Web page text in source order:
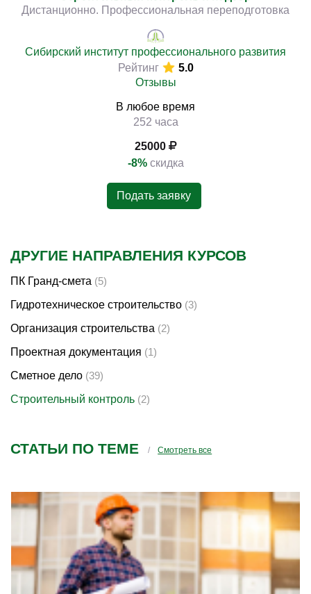
Дистанционно. Профессиональная переподготовка
Сибирский институт профессионального развития
Рейтинг
5.0
Отзывы
В любое время
252 часа
25000
-8% скидка
Подать заявку
ДРУГИЕ НАПРАВЛЕНИЯ КУРСОВ
ПК Гранд-смета (5)
Гидротехническое строительство (3)
Организация строительства (2)
Проектная документация (1)
Сметное дело (39)
Строительный контроль (2)
СТАТЬИ ПО ТЕМЕ Смотреть все